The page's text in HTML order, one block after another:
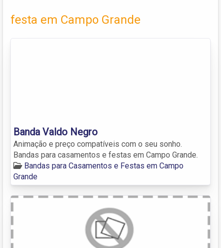
festa em Campo Grande
Banda Valdo Negro
Animação e preço compatíveis com o seu sonho.
Bandas para casamentos e festas em Campo Grande.
Bandas para Casamentos e Festas em Campo
Grande